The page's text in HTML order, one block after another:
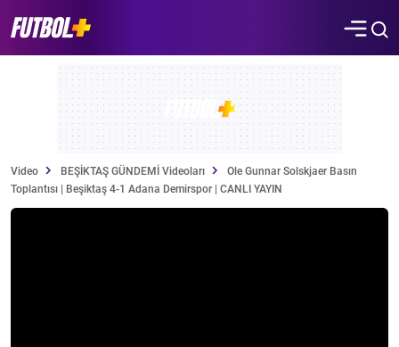
Video BEŞİKTAŞ GÜNDEMİ Videoları
Ole Gunnar Solskjaer Basın
Toplantısı | Beşiktaş 4-1 Adana Demirspor | CANLI YAYIN